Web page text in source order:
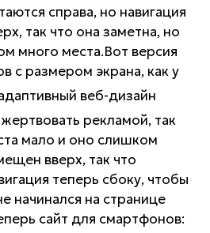
справа, но навигация
так что она заметна, но
много места.Вот версия
с размером экрана, как у
рекламой, так
мало и оно слишком
вверх, так что
теперь сбоку, чтобы
начинался на странице
сайт для смартфонов: